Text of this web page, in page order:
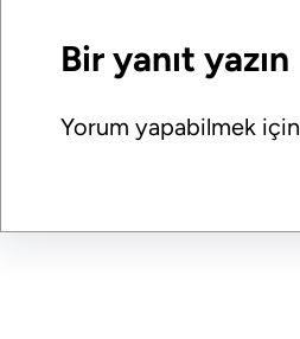
n
Bir yanıt yazın
Yorum yapabilmek için